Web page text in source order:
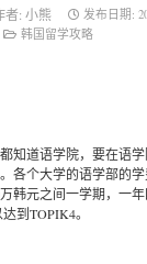
者:小熊 发布日期:
韩国留学攻略
知道语学院，要在语
各个大学的语学部的
韩元之间一学期，一
到TOPIK4。